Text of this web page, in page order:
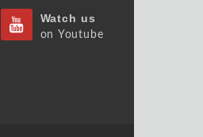
Watch us
on Youtube